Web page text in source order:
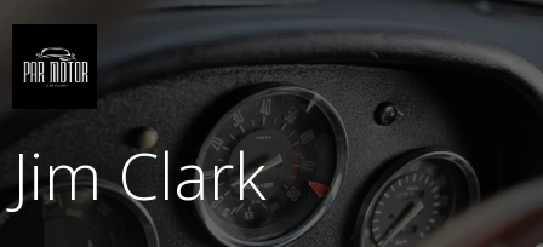
contenido
Jim Clark